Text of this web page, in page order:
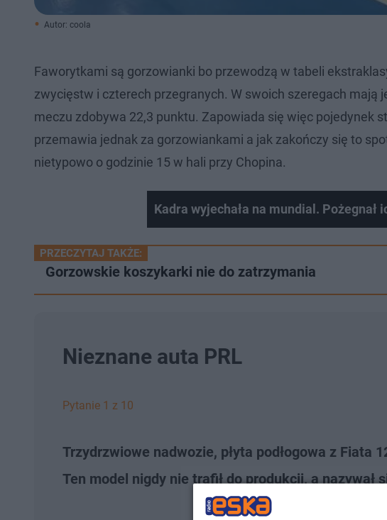
Autor: coola
Faworytkami są gorzowianki bo przewodzą w tabeli
zwycięstw i czterech przegranych. W swoich szeregach mają
meczu zdobywa 22,3 punktu. Zapowiada się więc pojedynek
przemawia jednak za gorzowiankami a jak zakończy się to
nietypowo o godzinie 15 w hali przy Chopina.
Kadra wyjechała na mundial. Pożegnał
PRZECZYTAJ TAKŻE:
Gorzowskie koszykarki nie do zatrzymania
Nieznane auta PRL
Pytanie 1 z 10
Trzydrzwiowe nadwozie, płyta podłogowa z Fiata
Ten model nigdy nie trafił do produkcji, a nazywał